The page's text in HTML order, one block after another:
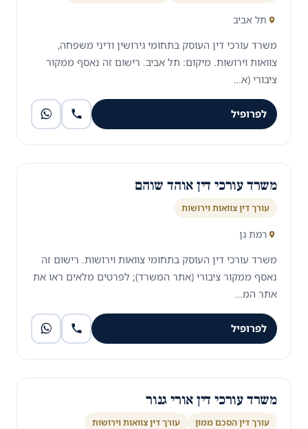
תל אביב
משרד עורכי דין העוסק בתחומי גירושין ודיני משפחה,
צוואות וירושות. מיקום: תל אביב. רישום זה נאסף ממקור
ציבורי (א…
לפרופיל
משרד עורכי דין אוהד שוהם
עורך דין צוואות וירושות
רמת גן
משרד עורכי דין העוסק בתחומי צוואות וירושות. רישום זה
נאסף ממקור ציבורי (אתר המשרד); לפרטים מלאים ראו את
אתר המ…
לפרופיל
משרד עורכי דין אורי גנור
עורך דין הסכם ממון עורך דין צוואות וירושות